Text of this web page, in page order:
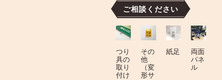
ご相談ください
つり
具の
取り
付け
その
他
（変
形サ
紙足
両面
パネ
ル